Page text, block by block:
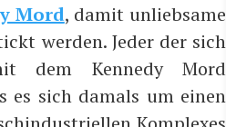
Mord, damit unlieb­sa­me
wer­den. Jeder der sich
dem Ken­ne­dy Mord
es sich damals um einen